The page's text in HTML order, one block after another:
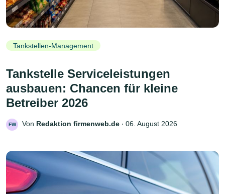
Tankstellen-Management
Tankstelle Serviceleistungen
ausbauen: Chancen für kleine
Betreiber 2026
FW Von Redaktion firmenweb.de ‧ 06. August 2026